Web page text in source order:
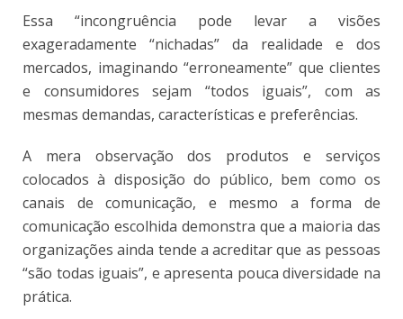
Essa “incongruência pode levar a visões
exageradamente “nichadas” da realidade e dos
mercados, imaginando “erroneamente” que clientes
e consumidores sejam “todos iguais”, com as
mesmas demandas, características e preferências.
A mera observação dos produtos e serviços
colocados à disposição do público, bem como os
canais de comunicação, e mesmo a forma de
comunicação escolhida demonstra que a maioria das
organizações ainda tende a acreditar que as pessoas
“são todas iguais”, e apresenta pouca diversidade na
prática.